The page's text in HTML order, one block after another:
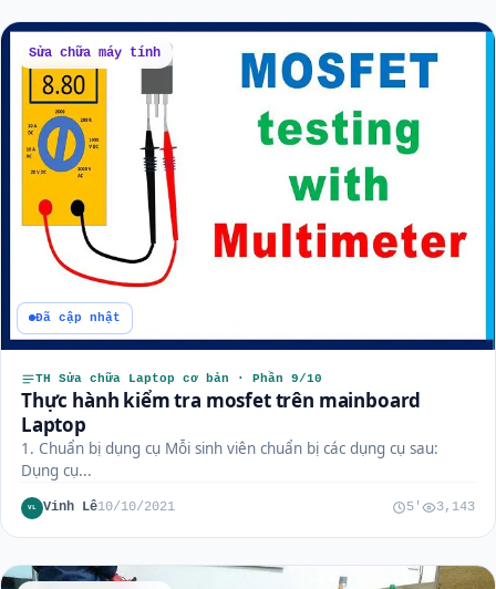
Sửa chữa máy tính
Đã cập nhật
TH Sửa chữa Laptop cơ bản · Phần 9/10
Thực hành kiểm tra mosfet trên mainboard
Laptop
1. Chuẩn bị dụng cụ Mỗi sinh viên chuẩn bị các dụng cụ sau:
Dụng cụ...
VL Vinh Lê10/10/2021 5' 3,143